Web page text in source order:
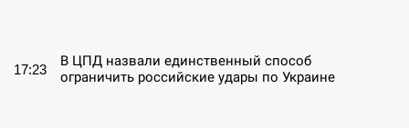
17:23
В ЦПД назвали единственный способ
ограничить российские удары по Украине